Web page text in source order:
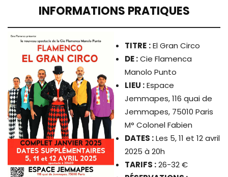
INFORMATIONS PRATIQUES
TITRE :El Gran Circo
DE :Cie Flamenca
Manolo Punto
LIEU :Espace
Jemmapes, 116 quai de
Jemmapes, 75010 Paris
M° Colonel Fabien
DATES :Les 5, 11 et 12 avril
2025 à 20h
TARIFS :26-32 €